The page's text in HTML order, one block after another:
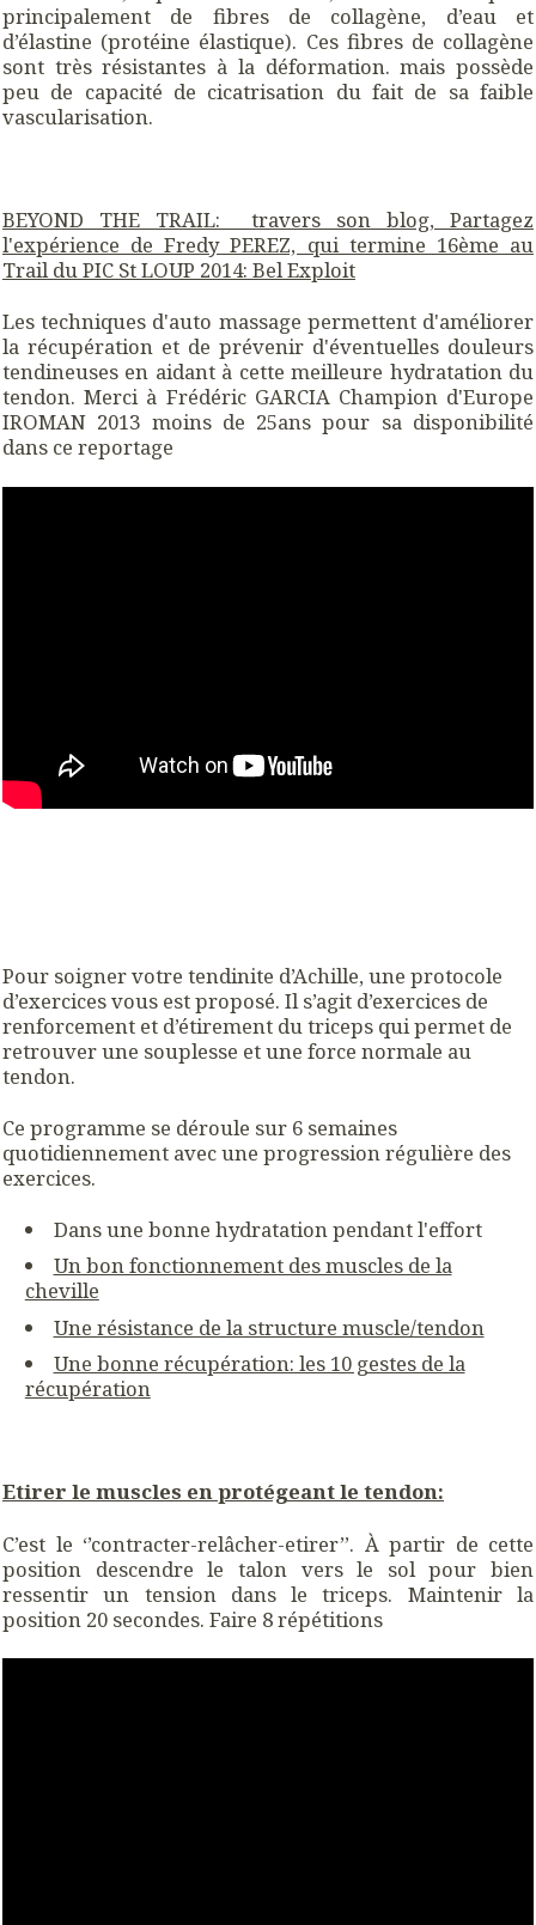
principalement de fibres de collagène, d’eau et
d’élastine (protéine élastique). Ces fibres de collagène
sont très résistantes à la déformation. mais possède
peu de capacité de cicatrisation du fait de sa faible
vascularisation.
BEYOND THE TRAIL: travers son blog, Partagez
l'expérience de Fredy PEREZ, qui termine 16ème au
Trail du PIC St LOUP 2014: Bel Exploit
Les techniques d'auto massage permettent d'améliorer
la récupération et de prévenir d'éventuelles douleurs
tendineuses en aidant à cette meilleure hydratation du
tendon. Merci à Frédéric GARCIA Champion d'Europe
IROMAN 2013 moins de 25ans pour sa disponibilité
dans ce reportage
Pour soigner votre tendinite d’Achille, une protocole
d’exercices vous est proposé. Il s’agit d’exercices de
renforcement et d’étirement du triceps qui permet de
retrouver une souplesse et une force normale au
tendon.
Ce programme se déroule sur 6 semaines
quotidiennement avec une progression régulière des
exercices.
Dans une bonne hydratation pendant l'effort
Un bon fonctionnement des muscles de la
cheville
Une résistance de la structure muscle/tendon
Une bonne récupération: les 10 gestes de la
récupération
Etirer le muscles en protégeant le tendon:
C’est le ‘’contracter-relâcher-etirer’’. À partir de cette
position descendre le talon vers le sol pour bien
ressentir un tension dans le triceps. Maintenir la
position 20 secondes. Faire 8 répétitions